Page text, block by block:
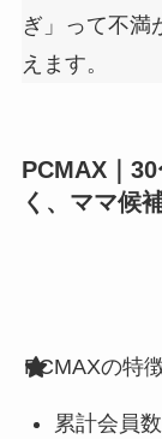
ぎ」って不満
えます。
PCMAX｜
く、ママ候
PCMAXの特
累計会員